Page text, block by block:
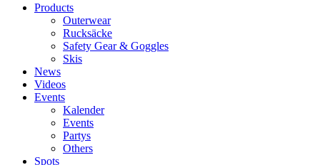
Products
Outerwear
Rucksäcke
Safety Gear & Goggles
Skis
News
Videos
Events
Kalender
Events
Partys
Others
Spots